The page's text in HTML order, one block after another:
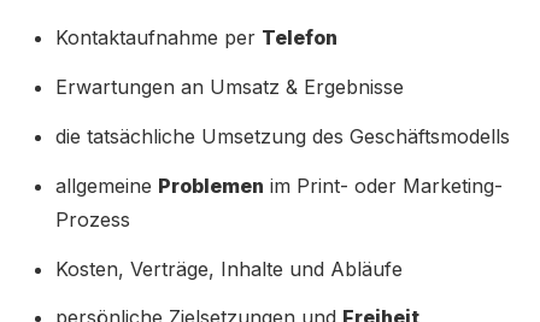
Kontaktaufnahme per Telefon
Erwartungen an Umsatz & Ergebnisse
die tatsächliche Umsetzung des Geschäftsmodells
allgemeine Problemen im Print- oder Marketing-
Prozess
Kosten, Verträge, Inhalte und Abläufe